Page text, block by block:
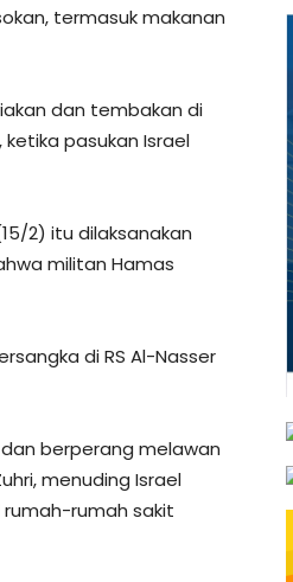
termasuk makanan
dan tembakan di
pasukan Israel
2) itu dilaksanakan
militan Hamas
di RS Al-Nasser
berperang melawan
menuding Israel
rumah sakit